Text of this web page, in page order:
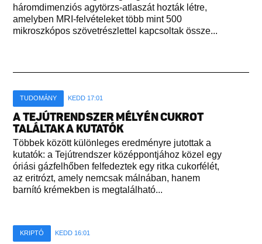
háromdimenziós agytörzs-atlaszát hozták létre,
amelyben MRI-felvételeket több mint 500
mikroszkópos szövetrészlettel kapcsoltak össze...
TUDOMÁNY KEDD 17:01
A TEJÚTRENDSZER MÉLYÉN CUKROT
TALÁLTAK A KUTATÓK
Többek között különleges eredményre jutottak a
kutatók: a Tejútrendszer középpontjához közel egy
óriási gázfelhőben felfedeztek egy ritka cukorfélét,
az eritrózt, amely nemcsak málnában, hanem
barnító krémekben is megtalálható...
KRIPTÓ KEDD 16:01